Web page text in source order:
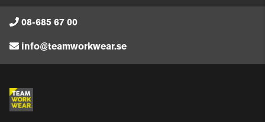
08-685 67 00
info@teamworkwear.se